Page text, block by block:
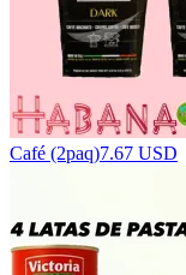
Café (2paq)7.67 USD